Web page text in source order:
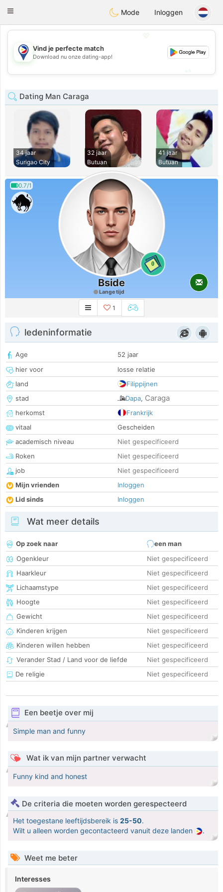
PhilippinesChat
Toggle
Mode Inloggen
💕
Vind je perfecte match
Download nu onze dating-app!
Dating Man Caraga
34 jaar
Surigao City
32 jaar
Butuan
41 jaar
Butuan
0.7/1
0
Bside
Lange tijd
1
ledeninformatie
Age
52 jaar
hier voor
losse relatie
land
Filippijnen
stad
Dapa, Caraga
herkomst
Frankrijk
vitaal
Gescheiden
academisch niveau
Niet gespecificeerd
Roken
Niet gespecificeerd
job
Niet gespecificeerd
Mijn vrienden
Inloggen
Lid sinds
Inloggen
Wat meer details
Op zoek naar
een man
Ogenkleur
Niet gespecificeerd
Haarkleur
Niet gespecificeerd
Lichaamstype
Niet gespecificeerd
Hoogte
Niet gespecificeerd
Gewicht
Niet gespecificeerd
Kinderen krijgen
Niet gespecificeerd
Kinderen willen hebben
Niet gespecificeerd
Verander Stad / Land voor de liefde
Niet gespecificeerd
De religie
Niet gespecificeerd
Een beetje over mij
Simple man and funny
Wat ik van mijn partner verwacht
Funny kind and honest
De criteria die moeten worden gerespecteerd
Het toegestane leeftijdsbereik is 25-50.
Wilt u alleen worden gecontacteerd vanuit deze landen
.
Weet me beter
Interesses